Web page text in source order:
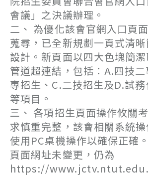
會議」之決議辦理。
二、 為優化該會官網入口頁
蒐尋，已全新規劃一頁式清
設計。新頁面以四大色塊簡
管道超連結，包括：A.四技
專招生、C.二技招生及D.試
等項目。
三、 各項招生頁面操作攸關
求慎重完整，該會相關系統
使用PC桌機操作以確保正確
頁面網址未變更，仍為
https://